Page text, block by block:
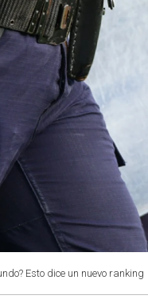
Esto dice un nuevo ranking